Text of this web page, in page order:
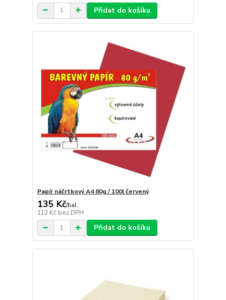
Přidat do košíku
Papír náčrtkový A4 80g / 100l červený
135 Kč/bal.
112 Kč bez DPH
Přidat do košíku